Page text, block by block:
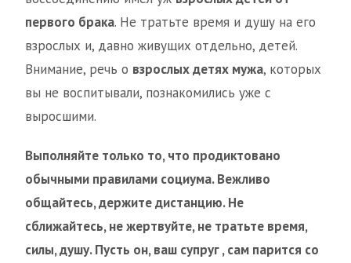
первого брака. Не тратьте время и душу на его
взрослых и, давно живущих отдельно, детей.
Внимание, речь о взрослых детях мужа, которых
вы не воспитывали, познакомились уже с
выросшими.
Выполняйте только то, что продиктовано
обычными правилами социума. Вежливо
общайтесь, держите дистанцию. Не
сближайтесь, не жертвуйте, не тратьте время,
силы, душу. Пусть он, ваш супруг , сам парится со